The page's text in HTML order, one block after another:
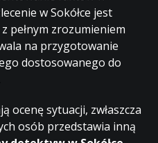
w Sokółce jest
pełnym zrozumieniem
na przygotowanie
dostosowanego do
ocenę sytuacji, zwłaszcza
osób przedstawia inną